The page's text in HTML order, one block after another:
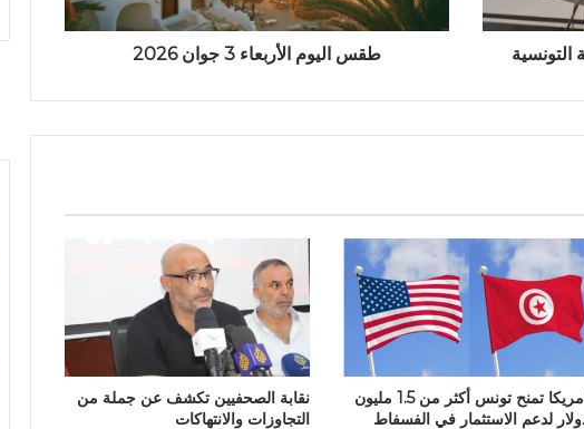
التونسية طقس اليوم الأربعاء 3 جوان 2026
أمريكا تمنح تونس أكثر من 1.5 مليون
لدعم الاستثمار في الفسفاط
نقابة الصحفيين تكشف عن جملة من
التجاوزات والانتهاكات